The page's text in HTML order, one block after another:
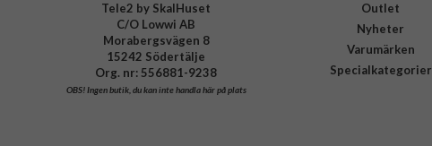
Tele2 by SkalHuset
C/O Lowwi AB
Morabergsvägen 8
15242 Södertälje
Org. nr: 556881-9238
OBS!Ingen butik, du kan inte handla här på plats
Outlet
Nyheter
Varumärken
Specialkategorier